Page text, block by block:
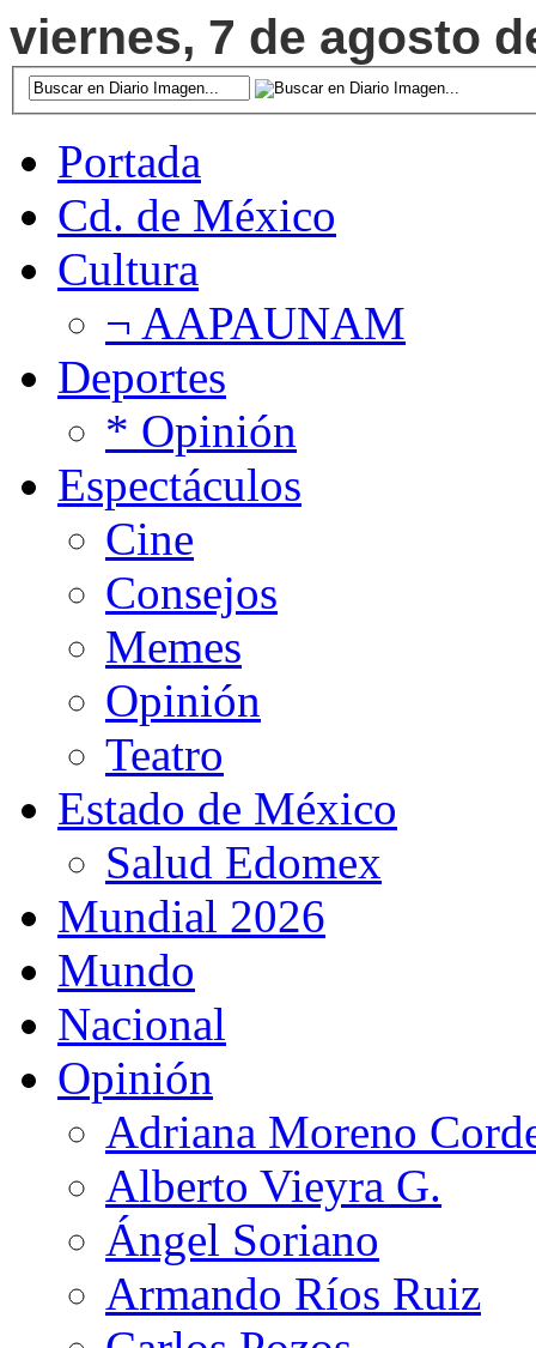
viernes, 7 de agosto
Portada
Cd. de México
Cultura
¬ AAPAUNAM
Deportes
* Opinión
Espectáculos
Cine
Consejos
Memes
Opinión
Teatro
Estado de México
Salud Edomex
Mundial 2026
Mundo
Nacional
Opinión
Adriana Moreno
Alberto Vieyra G.
Ángel Soriano
Armando Ríos Ruiz